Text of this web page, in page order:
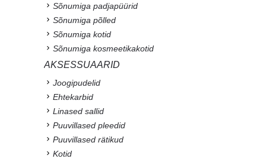
Sõnumiga padjapüürid
Sõnumiga põlled
Sõnumiga kotid
Sõnumiga kosmeetikakotid
AKSESSUAARID
Joogipudelid
Ehtekarbid
Linased sallid
Puuvillased pleedid
Puuvillased rätikud
Kotid